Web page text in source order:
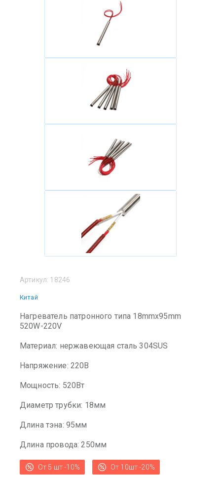
Артикул: 18246
Китай
Нагреватель патронного типа 18mmx95mm
520W-220V
Материал: нержавеющая сталь 304SUS
Напряжение: 220В
Мощность: 520Вт
Диаметр трубки: 18мм
Длина тэна: 95мм
Длина провода: 250мм
От 5 шт -10% От 10шт -20%